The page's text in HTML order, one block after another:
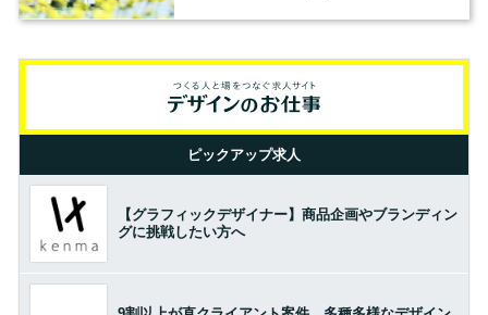
ピックアップ求人
【グラフィックデザイナー】商品企画やブランディン
グに挑戦したい方へ